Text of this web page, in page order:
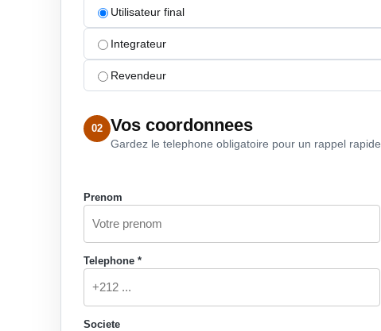
Utilisateur final
Integrateur
Revendeur
02 Vos coordonnees
Gardez le telephone obligatoire pour un rappel rapide.
Prenom
Telephone *
Societe